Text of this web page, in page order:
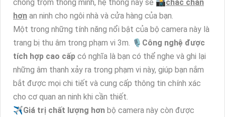
chống trộm thông minh, hệ thống này sẽ 📸chắc chắn
hơn an ninh cho ngôi nhà và cửa hàng của bạn.
Một trong những tính năng nổi bật của bộ camera này là
trang bị thu âm trong phạm vi 3m. 🎙 Công nghệ được
tích hợp cao cấp có nghĩa là bạn có thể nghe và ghi lại
những âm thanh xảy ra trong phạm vi này, giúp bạn nắm
bắt được mọi chi tiết và cung cấp thông tin chính xác
cho cơ quan an ninh khi cần thiết.
✈Giá trị chất lượng hơn bộ camera này còn được